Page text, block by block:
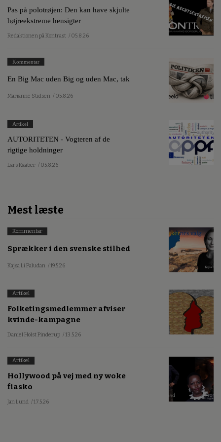
Pas på polotrøjen: Den kan have skjulte
højreekstreme hensigter
Redaktionen på Kontrast / 05.8.26
Kommentar
En Big Mac uden Big og uden Mac, tak
Marianne Stidsen / 05.8.26
Artikel
AUTORITETEN - Vogteren af de
rigtige holdninger
Lars Kaaber / 05.8.26
Mest læste
Kommentar
Sprækker i den svenske stilhed
Kajsa Li Paludan / 19.5.26
Artikel
Folketingsmedlemmer afviser
kvinde-kampagne
Daniel Holst Pinderup / 13.5.26
Artikel
Hollywood på vej med ny woke
fiasko
Jan Lund / 17.5.26